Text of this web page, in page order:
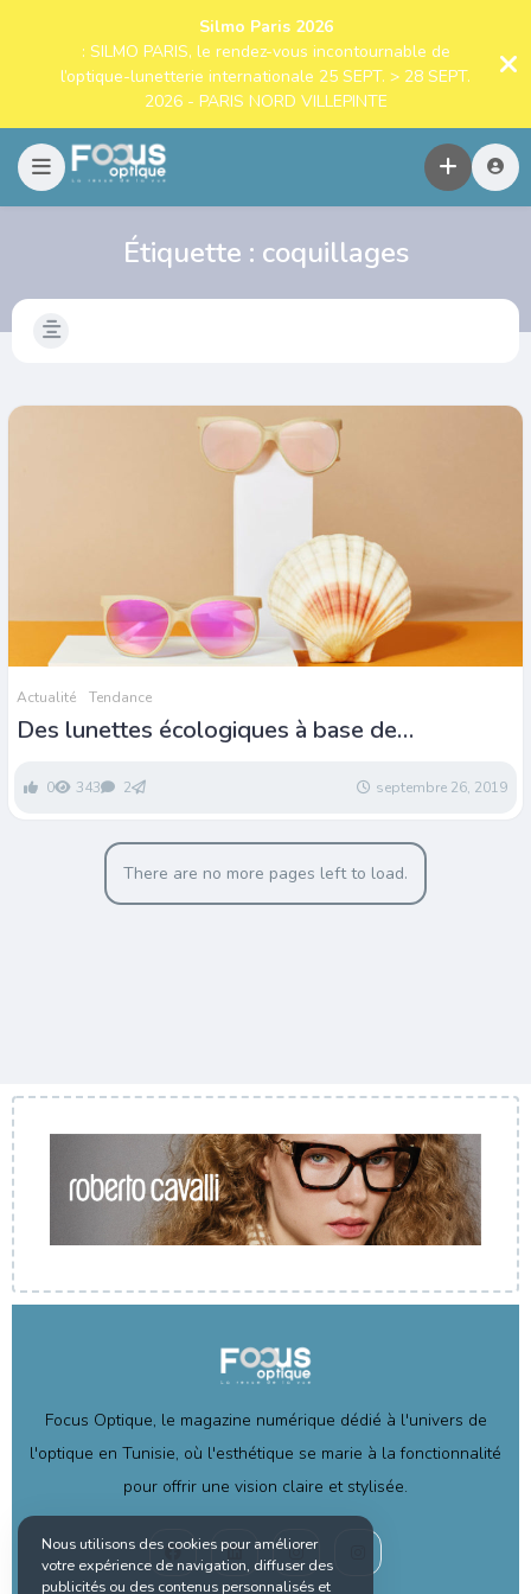
Silmo Paris 2026
: SILMO PARIS, le rendez-vous incontournable de
l’optique-lunetterie internationale 25 SEPT. > 28 SEPT.
2026 - PARIS NORD VILLEPINTE
Étiquette : coquillages
Actualité Tendance
Des lunettes écologiques à base de
0 343 2 septembre 26, 2019
There are no more pages left to load.
Focus Optique, le magazine numérique dédié à l'univers de
l'optique en Tunisie, où l'esthétique se marie à la fonctionnalité
pour offrir une vision claire et stylisée.
Nous utilisons des cookies pour améliorer
votre expérience de navigation, diffuser des
publicités ou des contenus personnalisés et